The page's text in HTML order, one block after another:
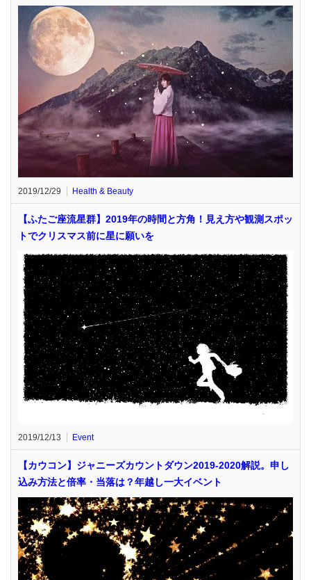
2019/12/29 Health & Beauty
【ふたご座流星群】2019年の時間と方角！見え方や観測スポッ
トでクリスマス前に星に願いを
2019/12/13 Event
【カウコン】ジャニーズカウントダウン2019-2020解説。申し
込み方法と倍率・当落は？年越し一大イベント